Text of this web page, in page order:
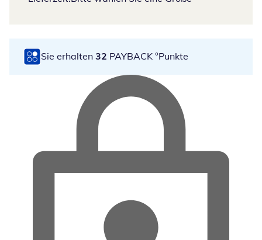
Sie erhalten 32 PAYBACK °Punkte